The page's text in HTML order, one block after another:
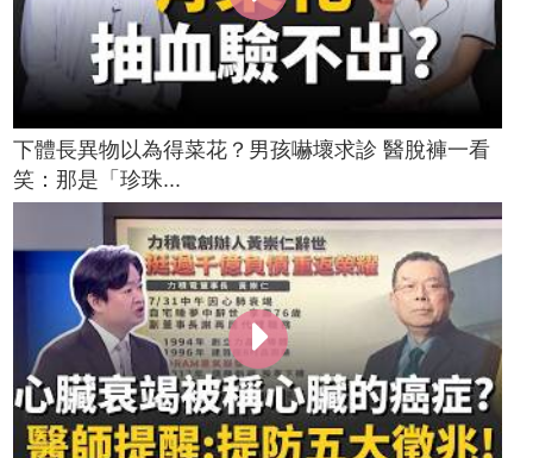
下體長異物以為得菜花？男孩嚇壞求診 醫脫褲一看
笑：那是「珍珠...